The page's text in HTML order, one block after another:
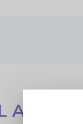
A LA